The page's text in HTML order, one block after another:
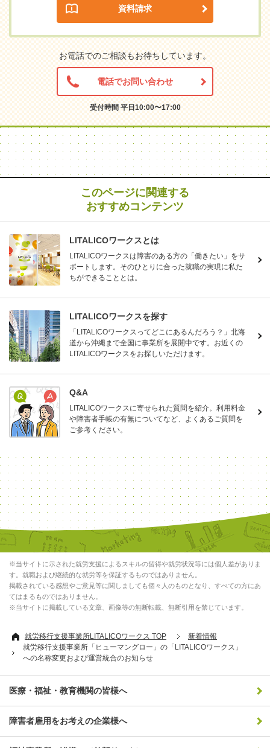
資料請求
お電話でのご相談もお待ちしています。
電話でお問い合わせ
受付時間 平日10:00〜17:00
このページに関連する
おすすめコンテンツ
LITALICOワークスとは
LITALICOワークスは障害のある方の「働きたい」をサ
ポートします。そのひとりに合った就職の実現に私た
ちができることとは。
LITALICOワークスを探す
「LITALICOワークスってどこにあるんだろう？」北海
道から沖縄まで全国に事業所を展開中です。お近くの
LITALICOワークスをお探しいただけます。
Q&A
LITALICOワークスに寄せられた質問を紹介。利用料金
や障害者手帳の有無についてなど、よくあるご質問を
ご参考ください。
※当サイトに示された就労支援によるスキルの習得や就労状況等には個人差がありま
す。就職および継続的な就労等を保証するものではありません。
掲載されている感想やご意見等に関しましても個々人のものとなり、すべての方にあ
てはまるものではありません。
※当サイトに掲載している文章、画像等の無断転載、無断引用を禁じています。
就労移行支援事業所LITALICOワークス TOP
新着情報
就労移行支援事業所「ヒューマングロー」の「LITALICOワークス」
への名称変更および運営統合のお知らせ
医療・福祉・教育機関の皆様へ
障害者雇用をお考えの企業様へ